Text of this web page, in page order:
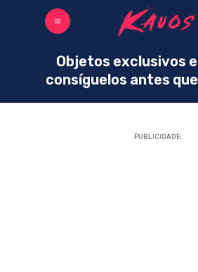
Objetos exclusivos
consíguelos antes
PUBLICIDADE